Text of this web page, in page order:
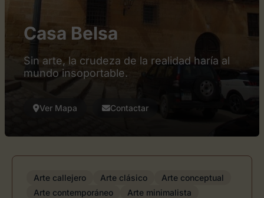
Casa Belsa
Sin arte, la crudeza de la realidad haría al
mundo insoportable.
Ver Mapa Contactar
Arte callejero Arte clásico
Arte conceptual
Arte contemporáneo
Arte minimalista